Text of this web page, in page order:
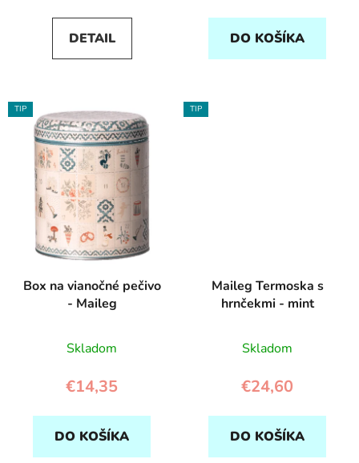
DETAIL DO KOŠÍKA
TIP
Box na vianočné pečivo
- Maileg
Skladom
€14,35
DO KOŠÍKA
TIP
Maileg Termoska s
hrnčekmi - mint
Skladom
€24,60
DO KOŠÍKA